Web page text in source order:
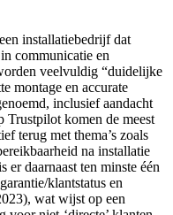
installatiebedrijf dat
communicatie en
veelvuldig “duidelijke
montage en accurate
inclusief aandacht
Trustpilot komen de meest
terug met thema’s zoals
na installatie
daarnaast ten minste één
klantstatus en
wat wijst op een